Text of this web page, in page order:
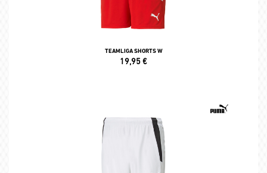
TEAMLIGA SHORTS W
19,95€